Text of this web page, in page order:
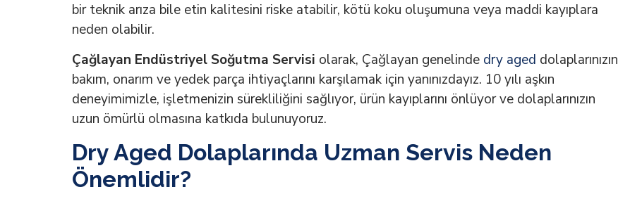
bir teknik arıza bile etin kalitesini riske atabilir, kötü koku oluşumuna veya maddi kayıplara
neden olabilir.
Çağlayan Endüstriyel Soğutma Servisi olarak, Çağlayan genelinde dry aged dolaplarınızın
bakım, onarım ve yedek parça ihtiyaçlarını karşılamak için yanınızdayız. 10 yılı aşkın
deneyimimizle, işletmenizin sürekliliğini sağlıyor, ürün kayıplarını önlüyor ve dolaplarınızın
uzun ömürlü olmasına katkıda bulunuyoruz.
Dry Aged Dolaplarında Uzman Servis Neden
Önemlidir?